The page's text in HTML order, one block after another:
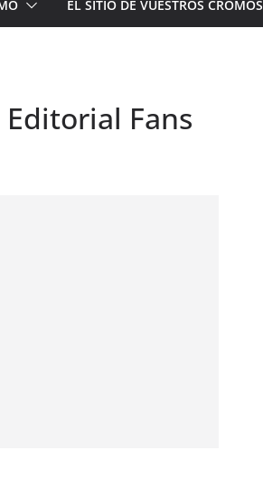
EL SITIO DE VUESTROS CROMOS
Fans